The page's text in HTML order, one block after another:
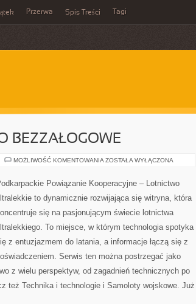
Przerwa Spis Treści Tagi
BEZZAŁOGOWE
MOŻLIWOŚĆ KOMENTOWANIA DRONY
BEZZAŁOGOWE
ZOSTAŁA WYŁĄCZONA
Powiązanie Kooperacyjne – Lotnictwo
to dynamicznie rozwijająca się witryna, która
się na pasjonującym świecie lotnictwa
To miejsce, w którym technologia spotyka
z entuzjazmem do latania, a informacje łączą się z
Serwis ten można postrzegać jako
z wielu perspektyw, od zagadnień technicznych po
też Technika i technologie i Samoloty wojskowe. Już